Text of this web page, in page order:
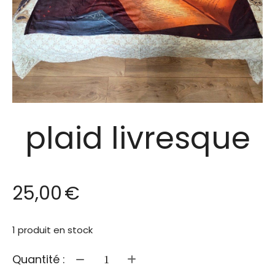
plaid livresque
25,00€
1 produit en stock
Quantité :